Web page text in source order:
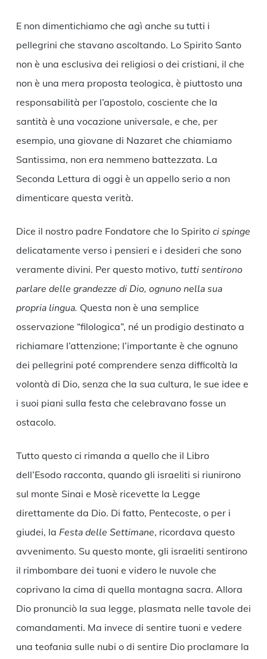
E non dimentichiamo che agì anche su tutti i
pellegrini che stavano ascoltando. Lo Spirito Santo
non è una esclusiva dei religiosi o dei cristiani, il che
non è una mera proposta teologica, è piuttosto una
responsabilità per l’apostolo, cosciente che la
santità è una vocazione universale, e che, per
esempio, una giovane di Nazaret che chiamiamo
Santissima, non era nemmeno battezzata. La
Seconda Lettura di oggi è un appello serio a non
dimenticare questa verità.
Dice il nostro padre Fondatore che lo Spirito ci spinge
delicatamente verso i pensieri e i desideri che sono
veramente divini. Per questo motivo, tutti sentirono
parlare delle grandezze di Dio, ognuno nella sua
propria lingua. Questa non è una semplice
osservazione “filologica”, né un prodigio destinato a
richiamare l’attenzione; l’importante è che ognuno
dei pellegrini poté comprendere senza difficoltà la
volontà di Dio, senza che la sua cultura, le sue idee e
i suoi piani sulla festa che celebravano fosse un
ostacolo.
Tutto questo ci rimanda a quello che il Libro
dell’Esodo racconta, quando gli israeliti si riunirono
sul monte Sinai e Mosè ricevette la Legge
direttamente da Dio. Di fatto, Pentecoste, o per i
giudei, la Festa delle Settimane, ricordava questo
avvenimento. Su questo monte, gli israeliti sentirono
il rimbombare dei tuoni e videro le nuvole che
coprivano la cima di quella montagna sacra. Allora
Dio pronunciò la sua legge, plasmata nelle tavole dei
comandamenti. Ma invece di sentire tuoni e vedere
una teofania sulle nubi o di sentire Dio proclamare la